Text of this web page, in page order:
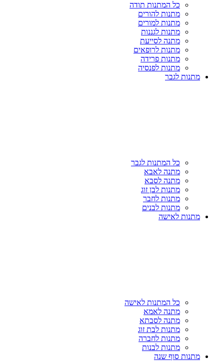
כל המתנות תודה
מתנות להורים
מתנות למורים
מתנות לגננות
מתנה לסייעת
מתנות לרופאים
מתנות פרידה
מתנות לפנסיה
מתנות לגבר
כל המתנות לגבר
מתנה לאבא
מתנה לסבא
מתנות לבן זוג
מתנות לחבר
מתנות לבנים
מתנות לאישה
כל המתנות לאישה
מתנה לאמא
מתנה לסבתא
מתנות לבת זוג
מתנות לחברה
מתנות לבנות
מתנות סוף שנה